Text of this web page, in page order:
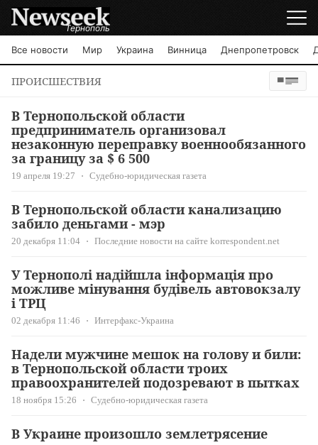
Тернополь
Все новости Мир Украина Винница Днепропетровск
ПРОИСШЕСТВИЯ
В Тернопольской области
предприниматель организовал
незаконную переправку военнообязанного
за границу за $ 6 500
19 апреля 19:27 Судебно-юридическая газета
В Тернопольской области канализацию
забило деньгами - мэр
20 декабря 11:04 Последние новости на сайте korrespondent.net
У Тернополі надійшла інформація про
можливе мінування будівель автовокзалу
і ТРЦ
02 декабря 11:46 Интерфакс-Украина
Надели мужчине мешок на голову и били:
в Тернопольской области троих
правоохранителей подозревают в пытках
18 ноября 15:26 Судебно-юридическая газета
В Украине произошло землетрясение